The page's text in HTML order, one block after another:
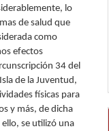
lo
de salud que
como
efectos
34 del
de la Juventud,
físicas para
y más, de dicha
se utilizó una